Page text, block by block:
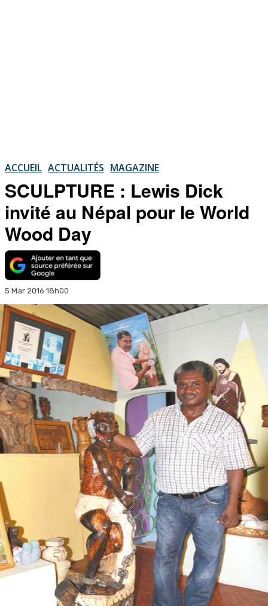
ACCUEIL ACTUALITÉS MAGAZINE
SCULPTURE : Lewis Dick
invité au Népal pour le World
Wood Day
5 Mar 2016 18h00